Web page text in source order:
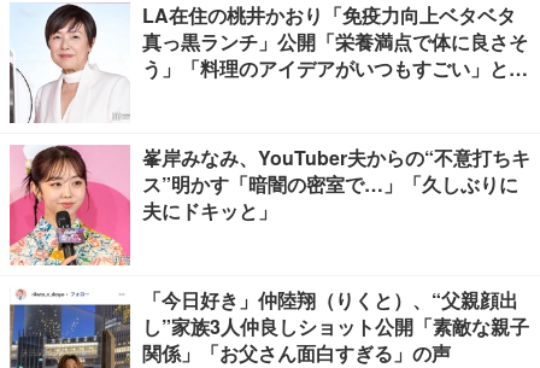
LA在住の桃井かおり「免疫力向上ベタベタ
真っ黒ランチ」公開「栄養満点で体に良さそ
う」「料理のアイデアがいつもすごい」と反
峯岸みなみ、YouTuber夫からの“不意打ちキ
ス”明かす「暗闇の密室で…」「久しぶりに
夫にドキッと」
「今日好き」仲陸翔（りくと）、“父親顔出
し”家族3人仲良しショット公開「素敵な親子
関係」「お父さん面白すぎる」の声